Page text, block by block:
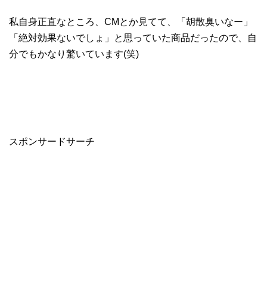
私自身正直なところ、CMとか見てて、「胡散臭いなー」
「絶対効果ないでしょ」と思っていた商品だったので、自
分でもかなり驚いています(笑)
スポンサードサーチ